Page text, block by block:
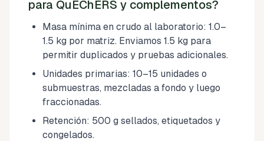
para QuEChERS y complementos?
Masa mínima en crudo al laboratorio: 1.0–
1.5 kg por matriz. Enviamos 1.5 kg para
permitir duplicados y pruebas adicionales.
Unidades primarias: 10–15 unidades o
submuestras, mezcladas a fondo y luego
fraccionadas.
Retención: 500 g sellados, etiquetados y
congelados.